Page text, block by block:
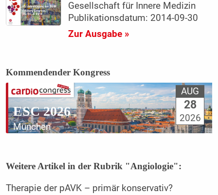
Gesellschaft für Innere Medizin
Publikationsdatum: 2014-09-30
Zur Ausgabe »
Kommendender Kongress
ESC 2026
München
AUG
28
2026
Weitere Artikel in der Rubrik "Angiologie":
Therapie der pAVK – primär konservativ?